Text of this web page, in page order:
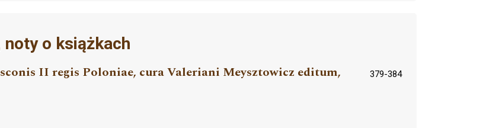
noty o książkach
II regis Poloniae, cura Valeriani Meysztowicz editum,
379-384